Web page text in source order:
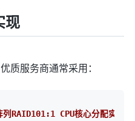
现
质服务商通常采用：
列RAID101:1 CPU核心分配实时